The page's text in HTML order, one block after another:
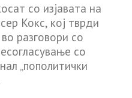
со изјавата на
Кокс, кој тврди
разговори со
со
„пополитички